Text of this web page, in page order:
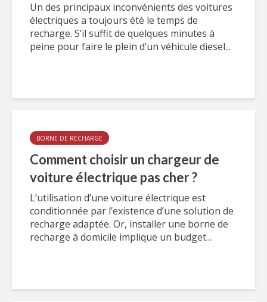
Un des principaux inconvénients des voitures
électriques a toujours été le temps de
recharge. S’il suffit de quelques minutes à
peine pour faire le plein d’un véhicule diesel...
BORNE DE RECHARGE
Comment choisir un chargeur de
voiture électrique pas cher ?
L’utilisation d’une voiture électrique est
conditionnée par l’existence d’une solution de
recharge adaptée. Or, installer une borne de
recharge à domicile implique un budget...